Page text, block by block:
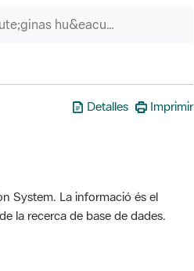
P&aacute;ginas hu&eacute;rfanas
Detalles Imprimir
System. La informació és el
la recerca de base de dades.